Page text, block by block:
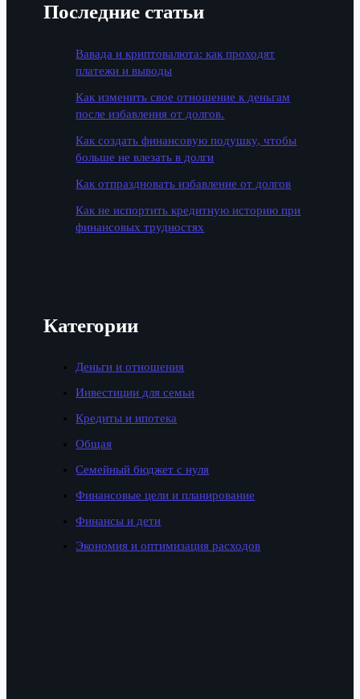
Последние статьи
Вавада и криптовалюта: как проходят
платежи и выводы
Как изменить свое отношение к деньгам
после избавления от долгов.
Как создать финансовую подушку, чтобы
больше не влезать в долги
Как отпраздновать избавление от долгов
Как не испортить кредитную историю при
финансовых трудностях
Категории
Деньги и отношения
Инвестиции для семьи
Кредиты и ипотека
Общая
Семейный бюджет с нуля
Финансовые цели и планирование
Финансы и дети
Экономия и оптимизация расходов